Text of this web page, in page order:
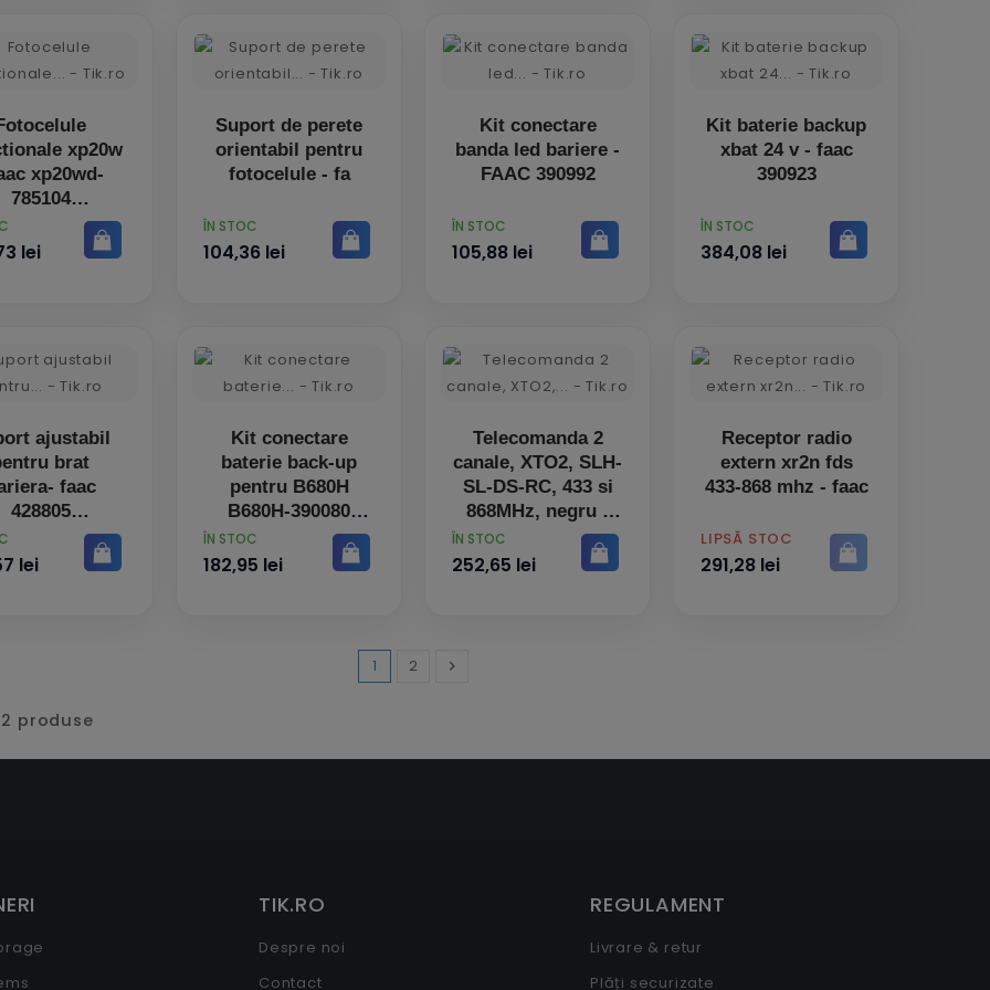
xp20w
xp20wd-
785104
lei
Suport de perete
orientabil pentru
fotocelule - fa
PRET
ÎN STOC
104,36 lei
Kit conectare
banda led bariere -
FAAC 390992
PRET
ÎN STOC
105,88 lei
Kit baterie backup
xbat 24 v - faac
390923
PRET
ÎN STOC
384,08 lei
ajustabil
brat
faac
428805
lei
Kit conectare
baterie back-up
pentru B680H
B680H-390080
PRET
ÎN STOC
182,95 lei
Telecomanda 2
canale, XTO2, SLH-
SL-DS-RC, 433 si
868MHz, negru -
FAAC XT0SLH-
787032
PRET
ÎN STOC
252,65 lei
Receptor radio
extern xr2n fds
433-868 mhz - faac
PRET
LIPSĂ STOC
291,28 lei
1 2 Inainte

produse
TIK.RO
Despre noi
Contact
REGULAMENT
Livrare & retur
Plăți securizate